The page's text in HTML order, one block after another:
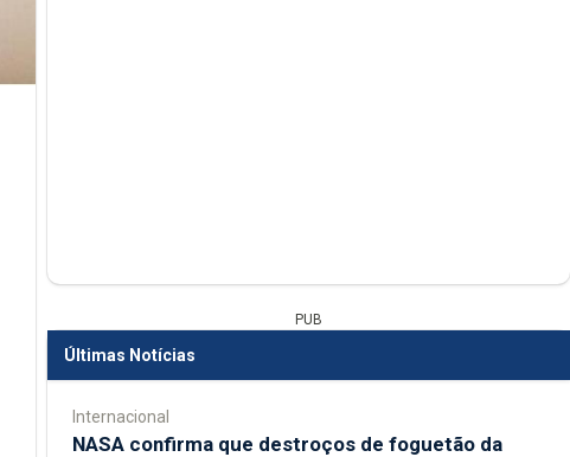
PUB
Últimas Notícias
Internacional
NASA confirma que destroços de foguetão da